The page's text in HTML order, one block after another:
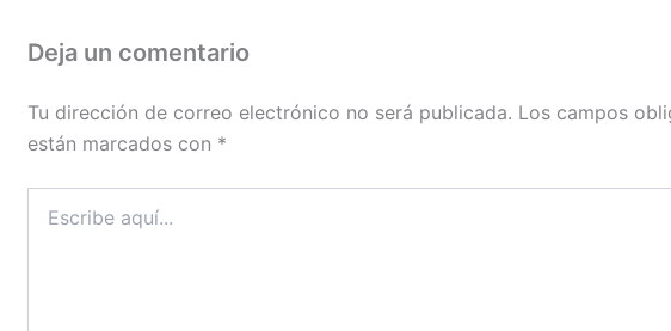
Deja un comentario
Tu dirección de correo electrónico no será publicada. Los campos
están marcados con *
aquí...